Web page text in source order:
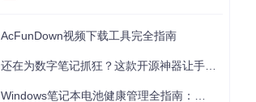
AcFunDown视频下载工具完全指南